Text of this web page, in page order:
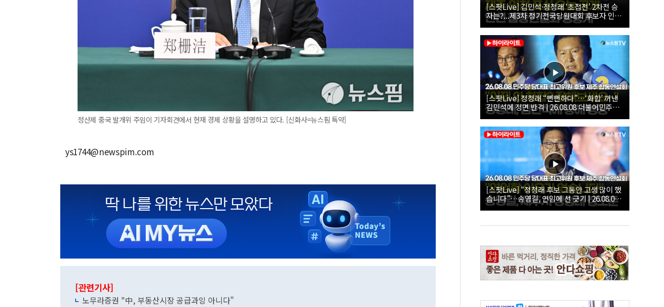
정산제 중국 발개위 주임이 기자회견에서 현재 경제 상황을 설명하고 있다. [신화사=뉴스핌 특약]
ys1744@newspim.com
[관련기사]
노무라증권 "中, 부동산시장 공급과잉 아니다"
[스팟Live] 김민석·정청래 ‘초접전’ 2차전 승
자는?...제3차 정기전국당원대회 후보자 인천
합동연설회 생중계 | 26.08.08
[스팟Live] 정청래 “뻔뻔하다”…‘화합’ 꺼낸
김민석에 정면 반격 | 26.08.08 더불어민주당
당대표·최고위원 후보 제주 합동연설회
[스팟Live] “정청래 후보 그동안 고생 많이 했
습니다”…송영길, 연임에 선 긋기 | 26.08.08
더불어민주당 당대표·최고위원 후보 제주 합